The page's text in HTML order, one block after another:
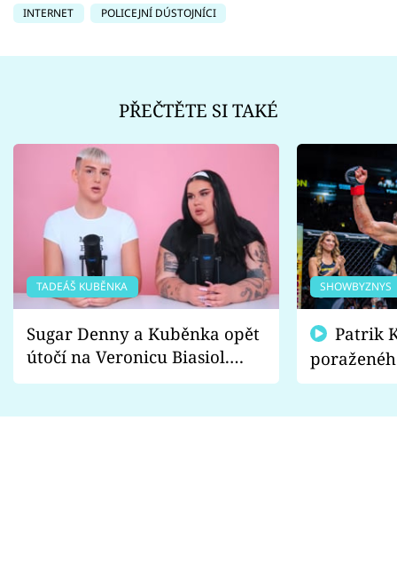
INTERNET
POLICEJNÍ DÚSTOJNÍCI
PŘEČTĚTE SI TAKÉ
TADEÁŠ KUBĚNKA
Sugar Denny a Kuběnka opět
útočí na Veronicu Biasiol.
Proč je podle nich falešná a
SHOWBYZNYS
fanoušci